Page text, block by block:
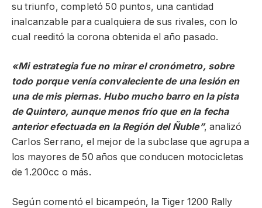
su triunfo, completó 50 puntos, una cantidad
inalcanzable para cualquiera de sus rivales, con lo
cual reeditó la corona obtenida el año pasado.
«Mi estrategia fue no mirar el cronómetro, sobre
todo porque venía convaleciente de una lesión en
una de mis piernas. Hubo mucho barro en la pista
de Quintero, aunque menos frío que en la fecha
anterior efectuada en la Región del Ñuble”, analizó
Carlos Serrano, el mejor de la subclase que agrupa a
los mayores de 50 años que conducen motocicletas
de 1.200cc o más.
Según comentó el bicampeón, la Tiger 1200 Rally